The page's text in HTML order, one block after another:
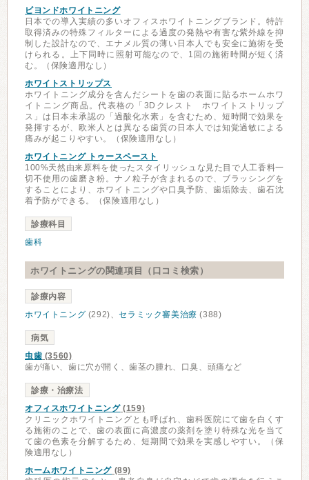
ビヨンドホワイトニング
日本での導入実績の多いオフィスホワイトニングブランド。特許
取得済みの特殊フィルターによる過度の発熱や有害な紫外線を抑
制した設計なので、エナメル質の薄い日本人でも安全に施術を受
けられる。上下同時に照射可能なので、1回の施術時間が短く済
む。（保険適用なし）
ホワイトストリップス
ホワイトニング成分を含んだシートを歯の表面に貼るホームホワ
イトニング商品。代表格の「3Dクレスト ホワイトストリップ
ス」は日本未承認の「過酸化水素」を含むため、短時間で効果を
発揮するが、欧米人とは異なる歯質の日本人では知覚過敏による
痛みが起こりやすい。（保険適用なし）
ホワイトニング トゥースペースト
100%天然由来原料を使ったスタイリッシュな見た目で人工香料一
切不使用の歯磨き粉。ナノ粒子が含まれるので、ブラッシングを
することにより、ホワイトニングや口臭予防、歯垢除去、歯石沈
着予防ができる。（保険適用なし）
診療科目
歯科
ホワイトニングの関連項目（口コミ検索）
診療内容
ホワイトニング (292)、セラミック審美治療 (388)
病気
虫歯 (3560)
歯が痛い、歯に穴が開く、歯茎の腫れ、口臭、頭痛など
診療・治療法
オフィスホワイトニング(159)
クリニックホワイトニングとも呼ばれ、歯科医院にて歯を白くす
る施術のことで、歯の表面に高濃度の薬剤を塗り特殊な光を当て
て歯の色素を分解するため、短期間で効果を実感しやすい。（保
険適用なし）
ホームホワイトニング (89)